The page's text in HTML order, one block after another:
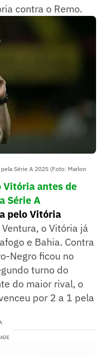
contra o Remo.
Série A 2025 (Foto: Marlon
antes de
Série A
pelo Vitória
o Vitória já
e Bahia. Contra
Negro ficou no
turno do
do maior rival, o
por 2 a 1 pela